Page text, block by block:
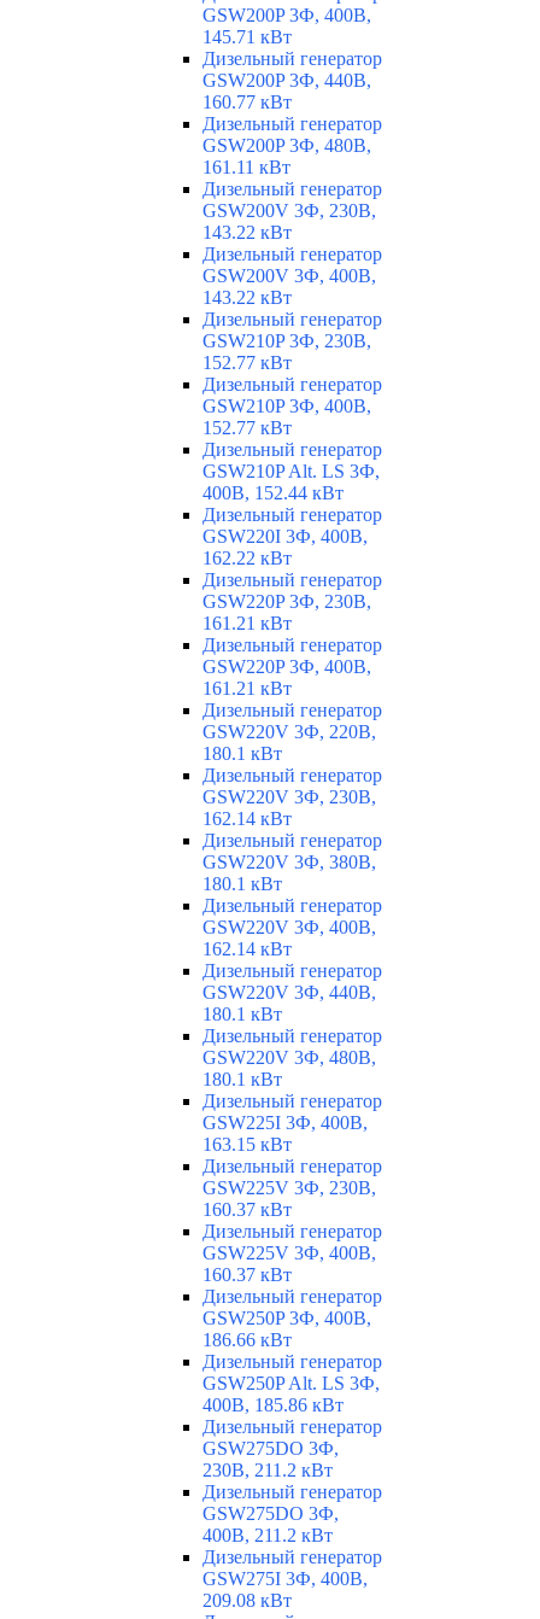
GSW200P 3Ф, 400В,
145.71 кВт
Дизельный генератор
GSW200P 3Ф, 440В,
160.77 кВт
Дизельный генератор
GSW200P 3Ф, 480В,
161.11 кВт
Дизельный генератор
GSW200V 3Ф, 230В,
143.22 кВт
Дизельный генератор
GSW200V 3Ф, 400В,
143.22 кВт
Дизельный генератор
GSW210P 3Ф, 230В,
152.77 кВт
Дизельный генератор
GSW210P 3Ф, 400В,
152.77 кВт
Дизельный генератор
GSW210P Alt. LS 3Ф,
400В, 152.44 кВт
Дизельный генератор
GSW220I 3Ф, 400В,
162.22 кВт
Дизельный генератор
GSW220P 3Ф, 230В,
161.21 кВт
Дизельный генератор
GSW220P 3Ф, 400В,
161.21 кВт
Дизельный генератор
GSW220V 3Ф, 220В,
180.1 кВт
Дизельный генератор
GSW220V 3Ф, 230В,
162.14 кВт
Дизельный генератор
GSW220V 3Ф, 380В,
180.1 кВт
Дизельный генератор
GSW220V 3Ф, 400В,
162.14 кВт
Дизельный генератор
GSW220V 3Ф, 440В,
180.1 кВт
Дизельный генератор
GSW220V 3Ф, 480В,
180.1 кВт
Дизельный генератор
GSW225I 3Ф, 400В,
163.15 кВт
Дизельный генератор
GSW225V 3Ф, 230В,
160.37 кВт
Дизельный генератор
GSW225V 3Ф, 400В,
160.37 кВт
Дизельный генератор
GSW250P 3Ф, 400В,
186.66 кВт
Дизельный генератор
GSW250P Alt. LS 3Ф,
400В, 185.86 кВт
Дизельный генератор
GSW275DO 3Ф,
230В, 211.2 кВт
Дизельный генератор
GSW275DO 3Ф,
400В, 211.2 кВт
Дизельный генератор
GSW275I 3Ф, 400В,
209.08 кВт